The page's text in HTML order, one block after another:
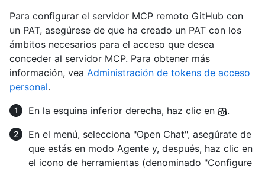
Para configurar el servidor MCP remoto GitHub con
un PAT, asegúrese de que ha creado un PAT con los
ámbitos necesarios para el acceso que desea
conceder al servidor MCP. Para obtener más
información, vea Administración de tokens de acceso
personal.
En la esquina inferior derecha, haz clic en
.
En el menú, selecciona "Open Chat", asegúrate de
que estás en modo Agente y, después, haz clic en
el icono de herramientas (denominado "Configure